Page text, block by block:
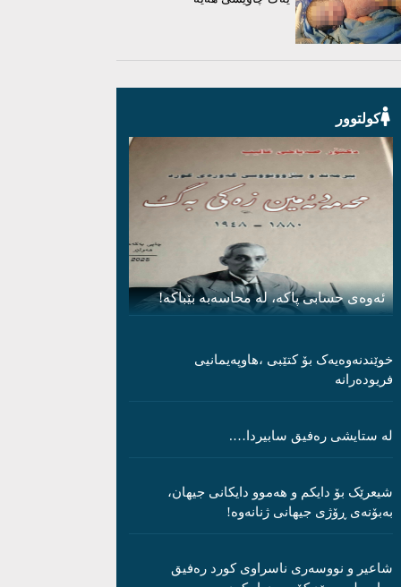
کولتوور
ئەوەی حسابی پاکە، لە محاسەبە بێباکە!
خوێندنەوەیەک بۆ کتێبی ،هاوپەیمانیی
فریودەرانە
لە ستایشی رەفیق سابیردا….
شیعرێک بۆ دایکم و ھەموو دایکانی جیھان،
بەبۆنەی ڕۆژی جیھانی ژنانەوە!
شاعیر و نووسەری ناسراوی کورد رەفیق